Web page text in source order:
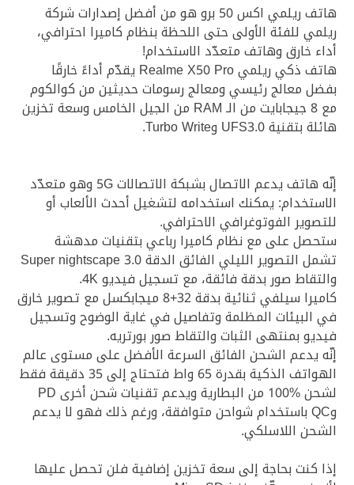
هاتف ريلمي اكس 50 برو هو من أفضل إصدارات شركة
ريلمي للفئة الأولى حتى اللحظة بنظام كاميرا احترافي،
أداء خارق وهاتف متعدّد الاستخدام!
هاتف ذكي ريلمي Realme X50 Pro يقدّم أداءً خارقًا
بفضل معالج رئيسي ومعالج رسومات حديثين من كوالكوم
مع 8 جيجابايت من الـ RAM من الجيل الخامس وسعة تخزين
هائلة بتقنية UFS3.0 وTurbo Write.
إنّه هاتف يدعم الاتصال بشبكة الاتصالات 5G وهو متعدّد
الاستخدام: يمكنك استخدامه لتشغيل أحدث الألعاب أو
للتصوير الفوتوغرافي الاحترافي.
ستحصل على مع نظام كاميرا رباعي بتقنيات مدهشة
تشمل التصوير الليلي الفائق الدقة Super nightscape 3.0
والتقاط صور بدقة فائقة، مع تسجيل فيديو 4K.
كاميرا سيلفي ثنائية بدقة 32+8 ميجابكسل مع تصوير خارق
في البيئات المظلمة وتفاصيل في غاية الوضوح وتسجيل
فيديو بمنتهى الثبات والتقاط صور بورتريه.
إنّه يدعم الشحن الفائق السرعة الأفضل على مستوى عالم
الهواتف الذكية بقدرة 65 واط فتحتاج إلى 35 دقيقة فقط
لشحن %100 من البطارية ويدعم تقنيات شحن أخرى PD
وQC باستخدام شواحن متوافقة، ورغم ذلك فهو لا يدعم
الشحن اللاسلكي.
إذا كنت بحاجة إلى سعة تخزين إضافية فلن تحصل عليها